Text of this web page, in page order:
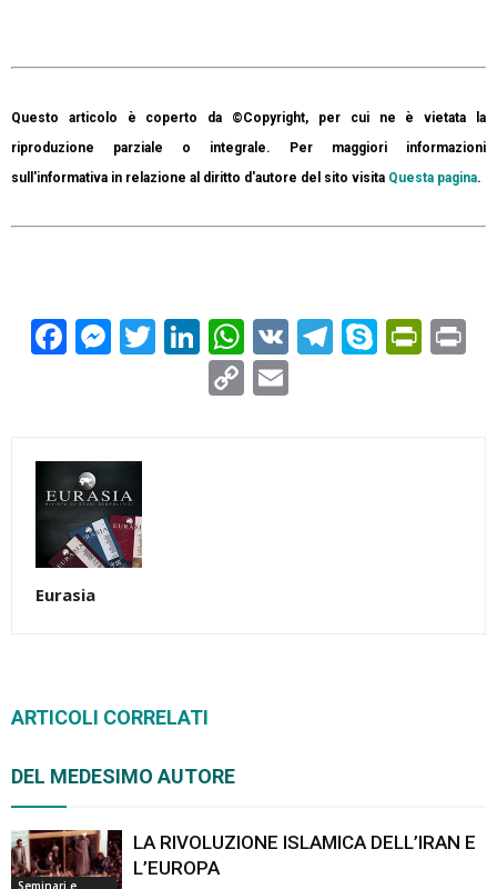
Questo articolo è coperto da ©Copyright, per cui ne è vietata la
riproduzione parziale o integrale. Per maggiori informazioni
sull'informativa in relazione al diritto d'autore del sito visita Questa pagina.
Facebook
Messenger
TwitterLinkedIn
WhatsApp
VK Telegram
Skype
Copy
Eurasia
ARTICOLI CORRELATI
DEL MEDESIMO AUTORE
Seminari e
LA RIVOLUZIONE ISLAMICA DELL’IRAN E
L’EUROPA